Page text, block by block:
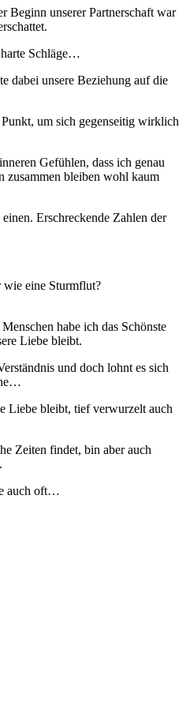
Beginn unserer Partnerschaft war
Schläge…
dabei unsere Beziehung auf die
um sich gegenseitig wirklich
Gefühlen, dass ich genau
zusammen bleiben wohl kaum
Erschreckende Zahlen der
wie eine Sturmflut?
habe ich das Schönste
Liebe bleibt.
und doch lohnt es sich
Liebe bleibt, tief verwurzelt auch
Zeiten findet, bin aber auch
auch oft…